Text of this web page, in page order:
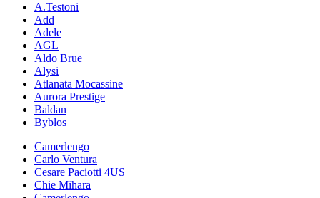
A.Testoni
Add
Adele
AGL
Aldo Brue
Alysi
Atlanata Mocassine
Aurora Prestige
Baldan
Byblos
Camerlengo
Carlo Ventura
Cesare Paciotti 4US
Chie Mihara